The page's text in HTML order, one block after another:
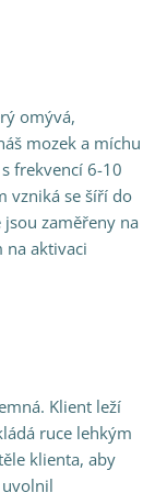
omývá,
mozek a míchu
frekvencí 6-10
vzniká se šíří do
zaměřeny na
na aktivaci
Klient leží
ruce lehkým
klienta, aby